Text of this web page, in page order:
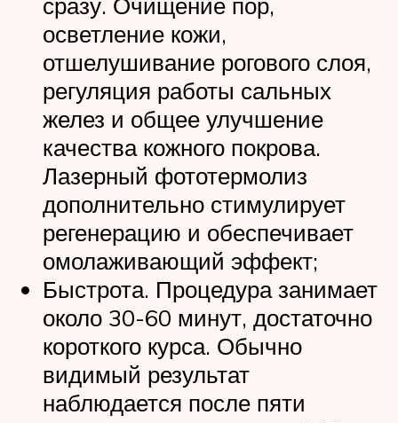
осветление кожи,
отшелушивание рогового слоя,
регуляция работы сальных
желез и общее улучшение
качества кожного покрова.
Лазерный фототермолиз
дополнительно стимулирует
регенерацию и обеспечивает
омолаживающий эффект;
Быстрота. Процедура занимает
около 30-60 минут, достаточно
короткого курса. Обычно
видимый результат
наблюдается после пяти